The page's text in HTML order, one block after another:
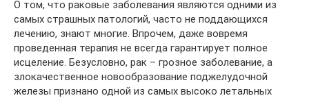
О том, что раковые заболевания являются одними из
самых страшных патологий, часто не поддающихся
лечению, знают многие. Впрочем, даже вовремя
проведенная терапия не всегда гарантирует полное
исцеление. Безусловно, рак – грозное заболевание, а
злокачественное новообразование поджелудочной
железы признано одной из самых высоко летальных